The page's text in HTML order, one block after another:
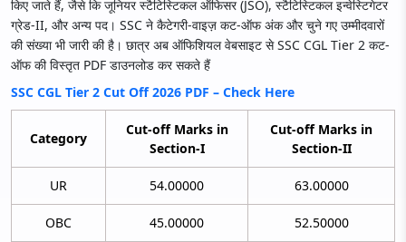
किए जाते हैं, जैसे कि जूनियर स्टैटिस्टिकल ऑफिसर (JSO), स्टैटिस्टिकल इन्वेस्टिगेटर
ग्रेड-II, और अन्य पद। SSC ने कैटेगरी-वाइज़ कट-ऑफ अंक और चुने गए उम्मीदवारों
की संख्या भी जारी की है। छात्र अब ऑफिशियल वेबसाइट से SSC CGL Tier 2 कट-
ऑफ की विस्तृत PDF डाउनलोड कर सकते हैं
SSC CGL Tier 2 Cut Off 2026 PDF – Check Here
Category
Cut-off Marks in
Section-I
Cut-off Marks in
Section-II
UR 54.00000 63.00000
OBC 45.00000 52.50000